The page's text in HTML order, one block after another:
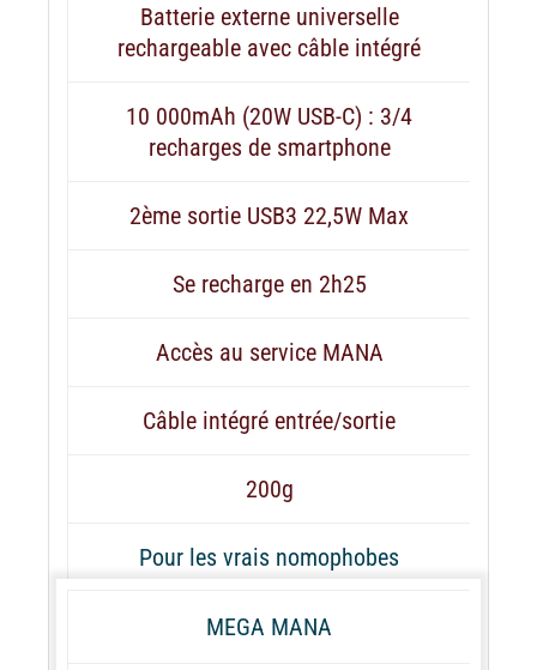
Batterie externe universelle
rechargeable avec câble intégré
10 000mAh (20W USB-C) : 3/4
recharges de smartphone
2ème sortie USB3 22,5W Max
Se recharge en 2h25
Accès au service MANA
Câble intégré entrée/sortie
200g
Pour les vrais nomophobes
MEGA MANA